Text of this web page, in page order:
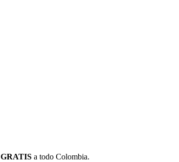
GRATIS a todo Colombia.